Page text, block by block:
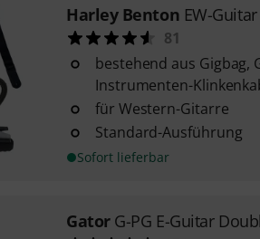
Harley Benton EW-
81
bestehend aus
Instrumenten-
für Western-Gitarre
Standard-Ausführung
Sofort lieferbar
Gator G-PG E-Guitar